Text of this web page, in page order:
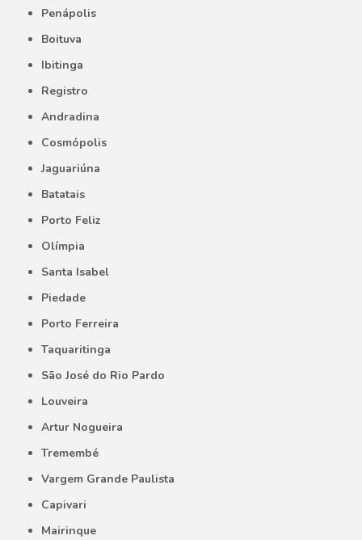
Penápolis
Boituva
Ibitinga
Registro
Andradina
Cosmópolis
Jaguariúna
Batatais
Porto Feliz
Olímpia
Santa Isabel
Piedade
Porto Ferreira
Taquaritinga
São José do Rio Pardo
Louveira
Artur Nogueira
Tremembé
Vargem Grande Paulista
Capivari
Mairinque